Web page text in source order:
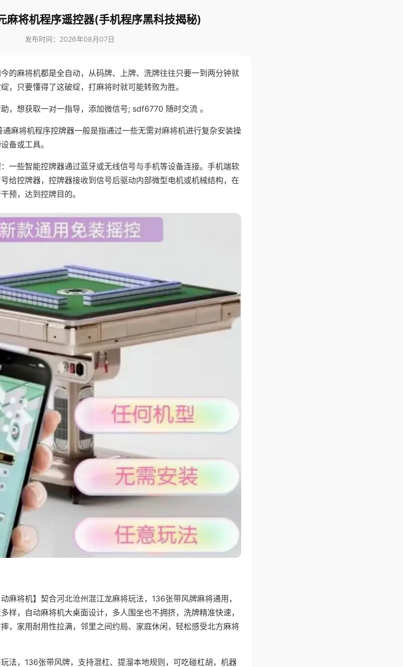
麻将机程序遥控器(手机程序黑科技揭秘)
发布时间：2026年08月07日
的麻将机都是全自动，从码牌、上牌、洗牌往往只要一到两分钟就
，只要懂得了这破绽，打麻将时就可能转败为胜。
，想获取一对一指导，添加微信号; sdf6770 随时交流 。
麻将机程序控牌器一般是指通过一些无需对麻将机进行复杂安装操
备或工具。
一些智能控牌器通过蓝牙或无线信号与手机等设备连接。手机端软
给控牌器，控牌器接收到信号后驱动内部微型电机或机械结构，在
预，达到控牌目的。
麻将机】契合河北沧州混江龙麻将玩法，136张带风牌麻将通用，
样，自动麻将机大桌面设计，多人围坐也不拥挤，洗牌精准快速，
，家用耐用性拉满，邻里之间约局、家庭休闲，轻松感受北方麻将
法，136张带风牌，支持混杠、提溜本地规则，可吃碰杠胡，机器